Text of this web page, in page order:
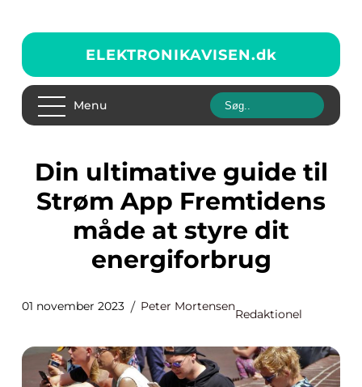
ELEKTRONIKAVISEN.dk
Menu
Din ultimative guide til
Strøm App Fremtidens
måde at styre dit
energiforbrug
01 november 2023 Peter Mortensen
Redaktionel